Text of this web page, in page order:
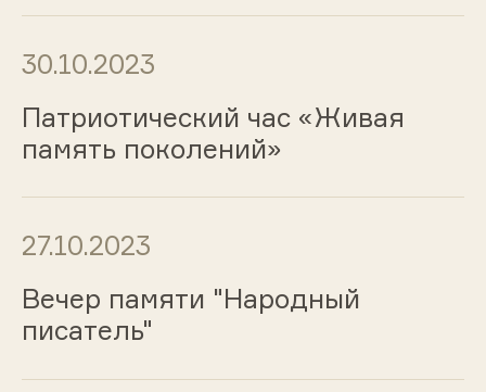
30.10.2023
Патриотический час «Живая
память поколений»
27.10.2023
Вечер памяти "Народный
писатель"